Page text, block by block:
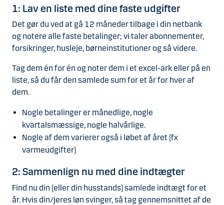
1: Lav en liste med dine faste udgifter
Det gør du ved at gå 12 måneder tilbage i din netbank
og notere alle faste betalinger; vi taler abonnementer,
forsikringer, husleje, børneinstitutioner og så videre.
Tag dem én for én og noter dem i et excel-ark eller på en
liste, så du får den samlede sum for et år for hver af
dem.
Nogle betalinger er månedlige, nogle
kvartalsmæssige, nogle halvårlige.
Nogle af dem varierer også i løbet af året (fx
varmeudgifter)
2: Sammenlign nu med dine indtægter
Find nu din (eller din husstands) samlede indtægt for et
år. Hvis din/jeres løn svinger, så tag gennemsnittet af de